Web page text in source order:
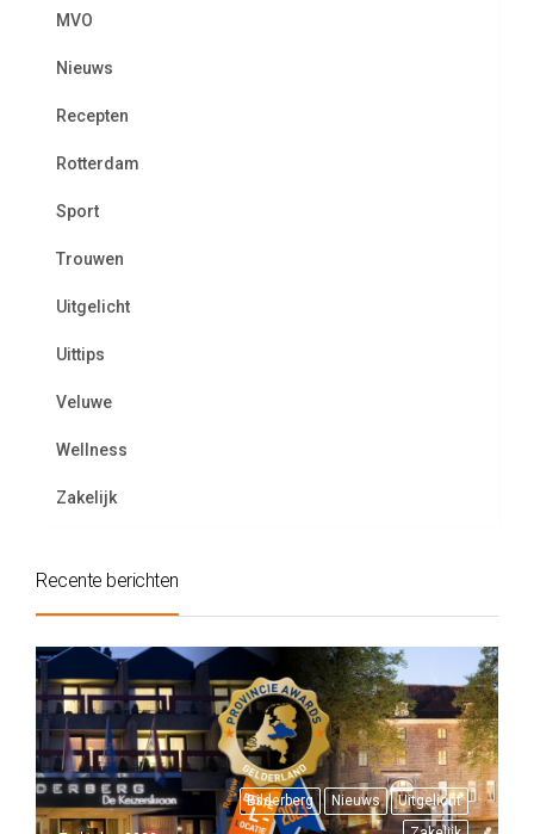
MVO
Nieuws
Recepten
Rotterdam
Sport
Trouwen
Uitgelicht
Uittips
Veluwe
Wellness
Zakelijk
Recente berichten
Bilderberg Nieuws
Uitgelicht